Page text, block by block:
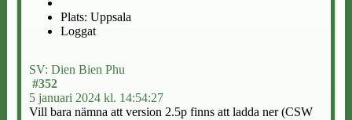
Plats: Uppsala
Loggat
SV: Dien Bien Phu
#352
5 januari 2024 kl. 14:54:27
Vill bara nämna att version 2.5p finns att ladda ner (CSW